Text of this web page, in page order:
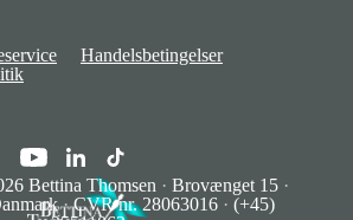
Handelsbetingelser
Bettina Thomsen · Brovænget 15 ·
·CVR nr. 28063016 · (+45)